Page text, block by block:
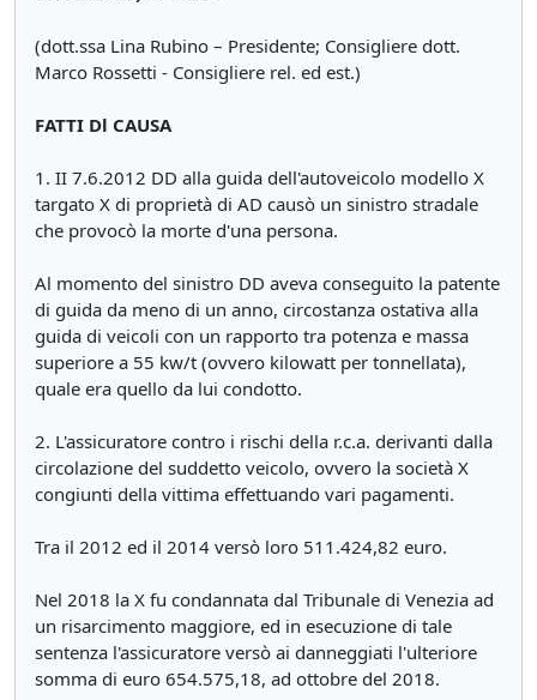
(dott.ssa Lina Rubino – Presidente; Consigliere dott.
Marco Rossetti - Consigliere rel. ed est.)
FATTI Dl CAUSA
1. II 7.6.2012 DD alla guida dell'autoveicolo modello X
targato X di proprietà di AD causò un sinistro stradale
che provocò la morte d'una persona.
Al momento del sinistro DD aveva conseguito la patente
di guida da meno di un anno, circostanza ostativa alla
guida di veicoli con un rapporto tra potenza e massa
superiore a 55 kw/t (ovvero kilowatt per tonnellata),
quale era quello da lui condotto.
2. L'assicuratore contro i rischi della r.c.a. derivanti dalla
circolazione del suddetto veicolo, ovvero la società X
congiunti della vittima effettuando vari pagamenti.
Tra il 2012 ed il 2014 versò loro 511.424,82 euro.
Nel 2018 la X fu condannata dal Tribunale di Venezia ad
un risarcimento maggiore, ed in esecuzione di tale
sentenza l'assicuratore versò ai danneggiati l'ulteriore
somma di euro 654.575,18, ad ottobre del 2018.